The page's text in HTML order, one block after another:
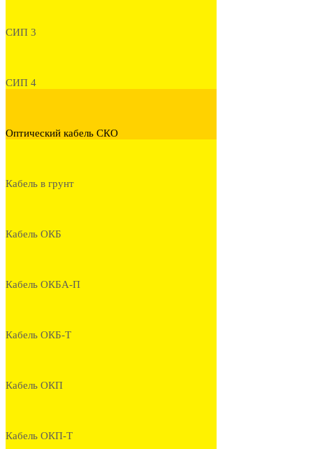
СИП 3
СИП 4
Оптический кабель СКО
Кабель в грунт
Кабель ОКБ
Кабель ОКБА-П
Кабель ОКБ-Т
Кабель ОКП
Кабель ОКП-Т